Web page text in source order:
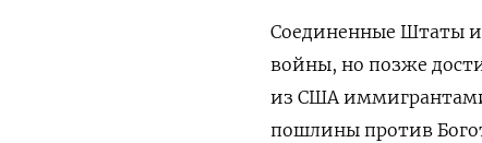
Соединенные Штаты и
войны, но позже
из США
пошлины против